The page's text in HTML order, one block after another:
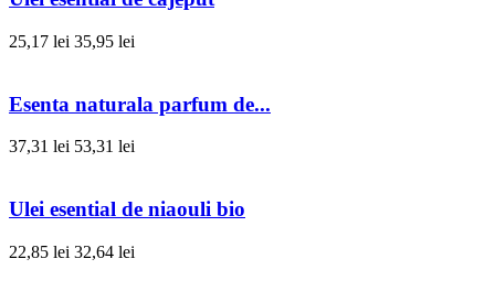
25,17 lei 35,95 lei
Esenta naturala parfum de...
37,31 lei 53,31 lei
Ulei esential de niaouli bio
22,85 lei 32,64 lei